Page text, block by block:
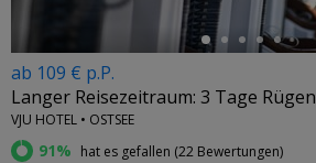
ab 109 € p.P.
Langer Reisezeitraum: 3 Tage Rügen
VJU HOTEL • OSTSEE
91% hat es gefallen (22 Bewertungen)